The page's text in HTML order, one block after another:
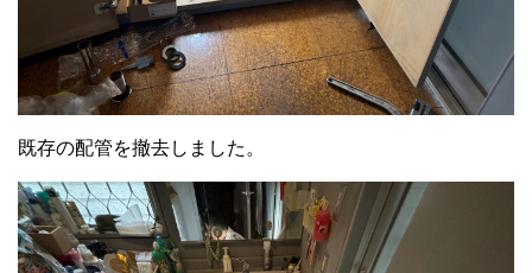
既存の配管を撤去しました。